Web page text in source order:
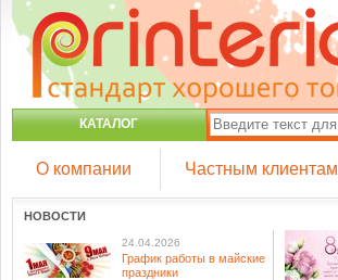
КАТАЛОГ
О компании Частным клиентам
НОВОСТИ
24.04.2026
График работы в майские
праздники